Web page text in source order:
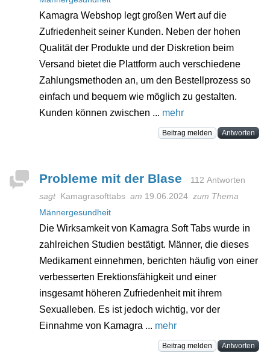
Kamagra Webshop legt großen Wert auf die
Zufriedenheit seiner Kunden. Neben der hohen
Qualität der Produkte und der Diskretion beim
Versand bietet die Plattform auch verschiedene
Zahlungsmethoden an, um den Bestellprozess so
einfach und bequem wie möglich zu gestalten.
Kunden können zwischen ... mehr
Beitrag melden Antworten
Probleme mit der Blase
112 Antworten
sagt Kamagrasofttabs am 19.06.2024 zum Thema
Männergesundheit
Die Wirksamkeit von Kamagra Soft Tabs wurde in
zahlreichen Studien bestätigt. Männer, die dieses
Medikament einnehmen, berichten häufig von einer
verbesserten Erektionsfähigkeit und einer
insgesamt höheren Zufriedenheit mit ihrem
Sexualleben. Es ist jedoch wichtig, vor der
Einnahme von Kamagra ... mehr
Beitrag melden Antworten